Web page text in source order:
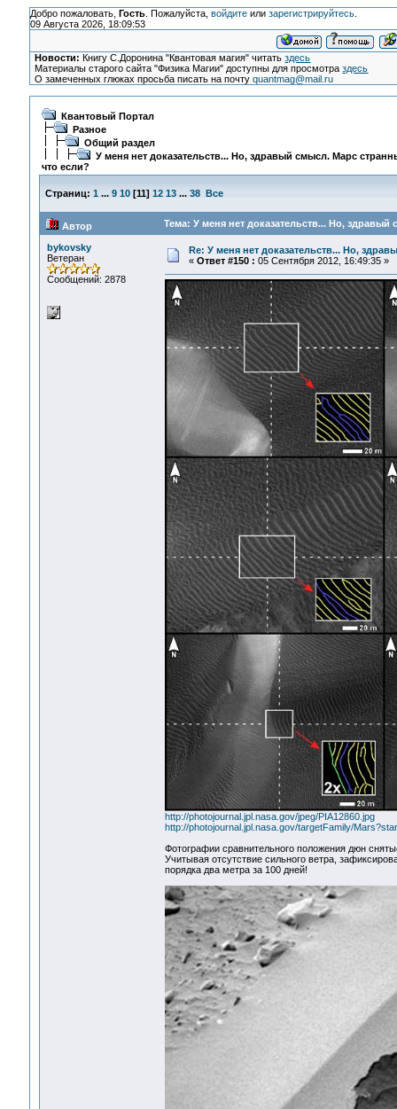
Добро пожаловать, Гость. Пожалуйста, войдитеили зарегистрируйтесь.
09 Августа 2026, 18:09:53
Новости: Книгу С.Доронина "Квантовая магия" читатьздесь
Материалы старого сайта "Физика Магии" доступны для просмотраздесь
О замеченных глюках просьба писать на почтуquantmag@mail.ru
Квантовый Портал
Разное
Общий раздел
У меня нет доказательств... Но, здравый смысл. Марс
что если?
Страниц: 1 ... 9 10[11] 12 13 ... 38 Все
Автор Тема: У меня нет доказательств... Но,
bykovsky
Ветеран
Сообщений: 2878
Re: У меня нет доказательств... Но,
« Ответ #150 : 05 Сентября 2012, 16:49:35 »
http://photojournal.jpl.nasa.gov/jpeg/PIA12860.jpg
http://photojournal.jpl.nasa.gov/targetFamily/
Фотографии сравнительного положения дюн
Учитывая отсутствие сильного ветра,
порядка два метра за 100 дней!